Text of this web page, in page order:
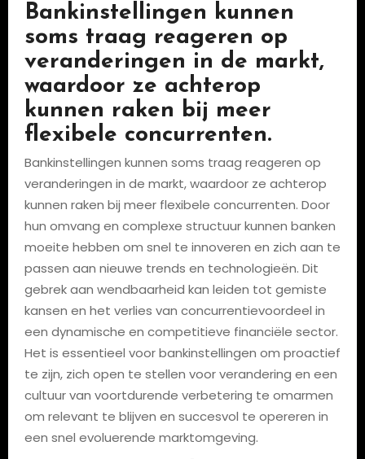
Bankinstellingen kunnen
soms traag reageren op
veranderingen in de markt,
waardoor ze achterop
kunnen raken bij meer
flexibele concurrenten.
Bankinstellingen kunnen soms traag reageren op
veranderingen in de markt, waardoor ze achterop
kunnen raken bij meer flexibele concurrenten. Door
hun omvang en complexe structuur kunnen banken
moeite hebben om snel te innoveren en zich aan te
passen aan nieuwe trends en technologieën. Dit
gebrek aan wendbaarheid kan leiden tot gemiste
kansen en het verlies van concurrentievoordeel in
een dynamische en competitieve financiële sector.
Het is essentieel voor bankinstellingen om proactief
te zijn, zich open te stellen voor verandering en een
cultuur van voortdurende verbetering te omarmen
om relevant te blijven en succesvol te opereren in
een snel evoluerende marktomgeving.